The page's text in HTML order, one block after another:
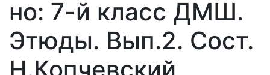
но: 7-й класс ДМШ.
Этюды. Вып.2. Сост.